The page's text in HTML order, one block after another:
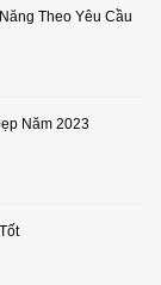
Theo Yêu Cầu
Năm 2023